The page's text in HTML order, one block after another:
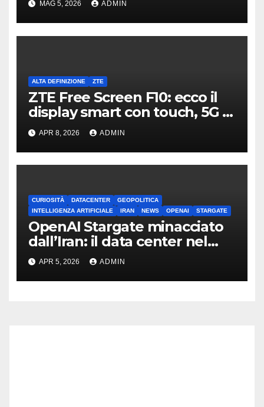
MAG 5, 2026 ADMIN
ALTA DEFINIZIONE ZTE
ZTE Free Screen F10: ecco il
display smart con touch, 5G e
ruote
APR 8, 2026 ADMIN
CURIOSITÀ DATACENTER
GEOPOLITICA
INTELLIGENZA ARTIFICIALE
IRAN NEWS OPENAI STARGATE
OpenAI Stargate minacciato
dall’Iran: il data center nel
mirino
APR 5, 2026 ADMIN